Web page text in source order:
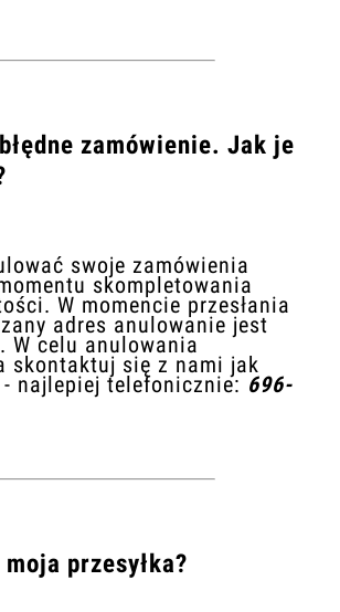
zamówienie. Jak je
swoje zamówienia
skompletowania
W momencie przesłania
adres anulowanie jest
W celu anulowania
skontaktuj się z nami jak
najlepiej telefonicznie: 696-
przesyłka?